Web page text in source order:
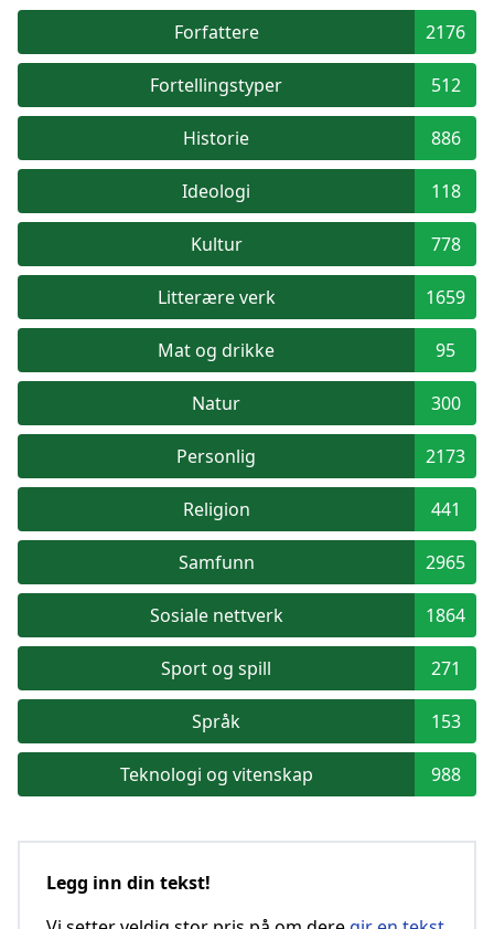
Forfattere 2176
Fortellingstyper 512
Historie 886
Ideologi 118
Kultur 778
Litterære verk 1659
Mat og drikke 95
Natur 300
Personlig 2173
Religion 441
Samfunn 2965
Sosiale nettverk 1864
Sport og spill 271
Språk 153
Teknologi og vitenskap 988
Legg inn din tekst!